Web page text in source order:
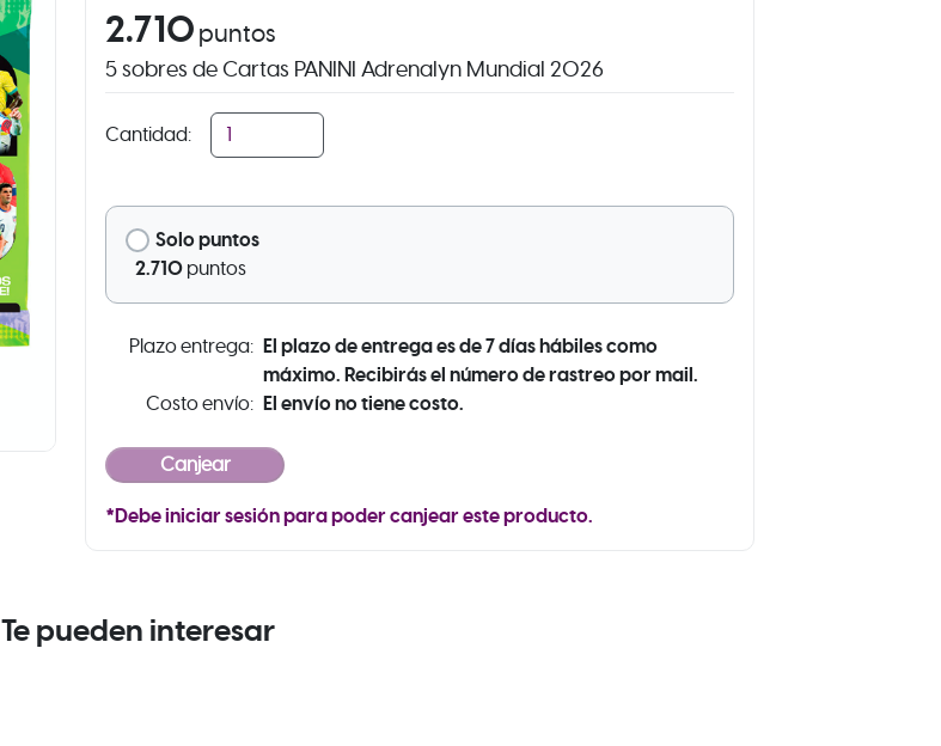
2.710 puntos
5 sobres de Cartas PANINI Adrenalyn Mundial 2026
Cantidad:
Solo puntos
2.710 puntos
Plazo entrega: El plazo de entrega es de 7 días hábiles como
máximo. Recibirás el número de rastreo por mail.
Costo envío: El envío no tiene costo.
*Debe iniciar sesión para poder canjear este producto.
Te pueden interesar